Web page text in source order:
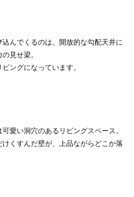
んでくるのは、開放的な勾配天井に
見せ梁。
ングになっています。
愛い洞穴のあるリビングスペース。
くすんだ壁が、上品ながらどこか落